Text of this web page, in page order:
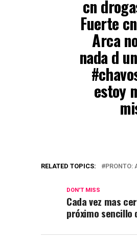
cn
Fuerte
Arca
nada d
estoy
RELATED TOPICS: PRONTO‬:
DON'T MISS
Cada vez mas
próximo sencillo